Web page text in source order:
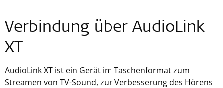
Verbindung über AudioLink
XT
AudioLink XT ist ein Gerät im Taschenformat zum
Streamen von TV-Sound, zur Verbesserung des Hörens